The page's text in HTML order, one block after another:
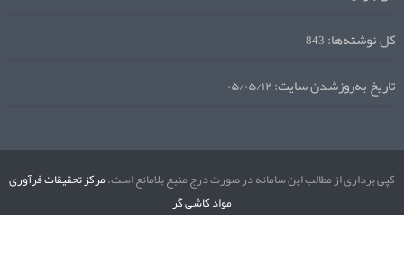
کل نوشته‌ها:843
تاریخ به‌روزشدن سایت:۰۵/۰۵/۱۲
کپی برداری از مطالب این سامانه در صورت درج منبع بلامانع است.مرکز تحقیقات فرآوری
مواد کاشی گر